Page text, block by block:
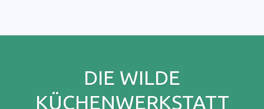
DIE WILDE
KÜCHENWERKSTATT